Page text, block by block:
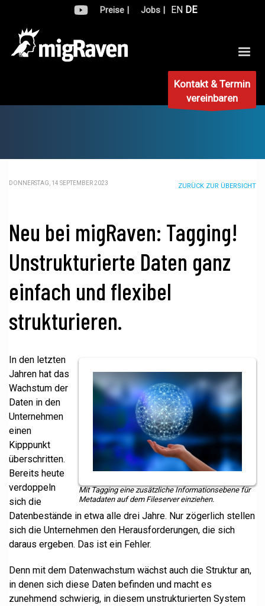
Preise | Jobs | EN DE
Kontakt & Termin
vereinbaren
ZURÜCK ZUR ÜBERSICHT
DONNERSTAG, 14 SEPTEMBER 2023
Neu bei migRaven: Tagging!
Unstrukturierte Daten ganz
einfach und flexibel
strukturieren.
Mit Tagging eine zusätzliche Informationsebene für
Metadaten auf dem Fileserver einziehen.
In den letzten
Jahren hat das
Wachstum der
Daten in den
Unternehmen
einen
Kipppunkt
überschritten.
Bereits heute
verdoppeln
sich die
Datenbestände in etwa alle drei Jahre. Nur zögerlich stellen
sich die Unternehmen den Herausforderungen, die sich
daraus ergeben. Das ist ein Fehler.
Denn mit dem Datenwachstum wächst auch die Struktur an,
in denen sich diese Daten befinden und macht es
zunehmend schwierig, in diesem unstrukturierten System